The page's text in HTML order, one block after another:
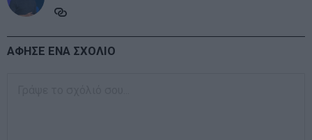
ΑΦΗΣΕ ΕΝΑ ΣΧΟΛΙΟ